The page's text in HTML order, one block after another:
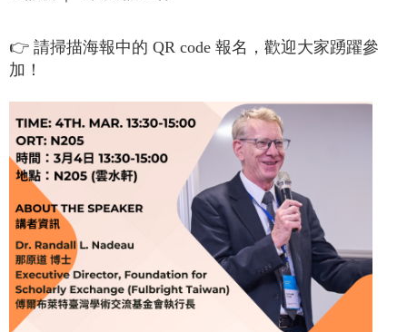
👉 請掃描海報中的 QR code 報名，歡迎大家踴躍參
加！